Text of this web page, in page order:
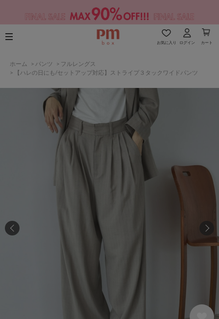
お気に入り ログイン カート
ホーム > パンツ > フルレングス
>
【ハレの日にも/セットアップ対応】ストライプ３タックワイドパンツ